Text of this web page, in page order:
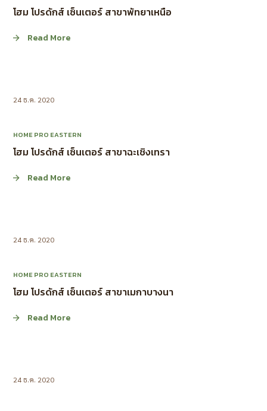
โฮม โปรดักส์ เซ็นเตอร์ สาขาพัทยาเหนือ
Read More
24 ธ.ค. 2020
HOME PRO EASTERN
โฮม โปรดักส์ เซ็นเตอร์ สาขาฉะเชิงเทรา
Read More
24 ธ.ค. 2020
HOME PRO EASTERN
โฮม โปรดักส์ เซ็นเตอร์ สาขาเมกาบางนา
Read More
24 ธ.ค. 2020